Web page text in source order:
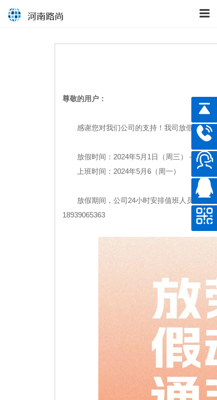
尊敬的用户：
感谢您对我们公司的支持！我司放假时间以
放假时间：2024年5月1日（周三） — 2024
上班时间：2024年5月6（周一）
放假期间，公司24小时安排值班人员，假
18939065363